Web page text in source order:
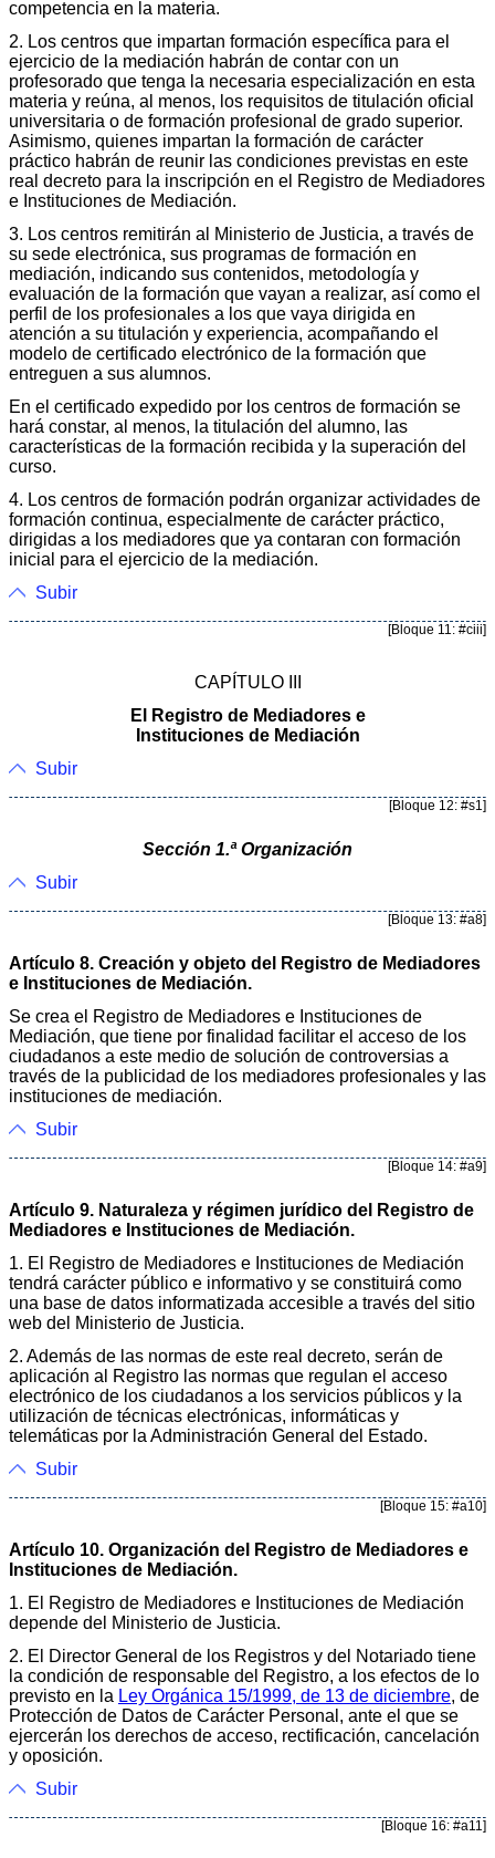
competencia en la materia.
2. Los centros que impartan formación específica para el
ejercicio de la mediación habrán de contar con un
profesorado que tenga la necesaria especialización en esta
materia y reúna, al menos, los requisitos de titulación oficial
universitaria o de formación profesional de grado superior.
Asimismo, quienes impartan la formación de carácter
práctico habrán de reunir las condiciones previstas en este
real decreto para la inscripción en el Registro de Mediadores
e Instituciones de Mediación.
3. Los centros remitirán al Ministerio de Justicia, a través de
su sede electrónica, sus programas de formación en
mediación, indicando sus contenidos, metodología y
evaluación de la formación que vayan a realizar, así como el
perfil de los profesionales a los que vaya dirigida en
atención a su titulación y experiencia, acompañando el
modelo de certificado electrónico de la formación que
entreguen a sus alumnos.
En el certificado expedido por los centros de formación se
hará constar, al menos, la titulación del alumno, las
características de la formación recibida y la superación del
curso.
4. Los centros de formación podrán organizar actividades de
formación continua, especialmente de carácter práctico,
dirigidas a los mediadores que ya contaran con formación
inicial para el ejercicio de la mediación.
Subir
[Bloque 11: #ciii]
CAPÍTULO III
El Registro de Mediadores e
Instituciones de Mediación
Subir
[Bloque 12: #s1]
Sección 1.ª Organización
Subir
[Bloque 13: #a8]
Artículo 8. Creación y objeto del Registro de Mediadores
e Instituciones de Mediación.
Se crea el Registro de Mediadores e Instituciones de
Mediación, que tiene por finalidad facilitar el acceso de los
ciudadanos a este medio de solución de controversias a
través de la publicidad de los mediadores profesionales y las
instituciones de mediación.
Subir
[Bloque 14: #a9]
Artículo 9. Naturaleza y régimen jurídico del Registro de
Mediadores e Instituciones de Mediación.
1. El Registro de Mediadores e Instituciones de Mediación
tendrá carácter público e informativo y se constituirá como
una base de datos informatizada accesible a través del sitio
web del Ministerio de Justicia.
2. Además de las normas de este real decreto, serán de
aplicación al Registro las normas que regulan el acceso
electrónico de los ciudadanos a los servicios públicos y la
utilización de técnicas electrónicas, informáticas y
telemáticas por la Administración General del Estado.
Subir
[Bloque 15: #a10]
Artículo 10. Organización del Registro de Mediadores e
Instituciones de Mediación.
1. El Registro de Mediadores e Instituciones de Mediación
depende del Ministerio de Justicia.
2. El Director General de los Registros y del Notariado tiene
la condición de responsable del Registro, a los efectos de lo
previsto en la Ley Orgánica 15/1999, de 13 de diciembre, de
Protección de Datos de Carácter Personal, ante el que se
ejercerán los derechos de acceso, rectificación, cancelación
y oposición.
Subir
[Bloque 16: #a11]